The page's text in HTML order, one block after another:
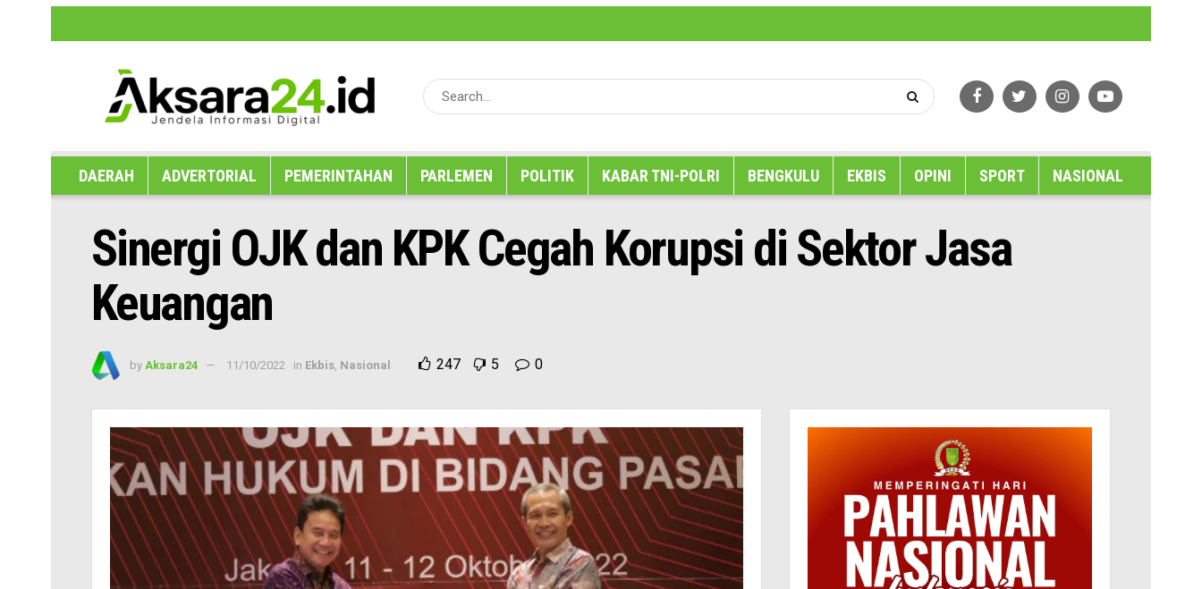
DAERAH ADVERTORIAL PEMERINTAHAN PARLEMEN POLITIK KABAR TNI-POLRI BENGKULU EKBIS OPINI SPORT NASIONAL
Sinergi OJK dan KPK Cegah Korupsi di Sektor Jasa
Keuangan
by Aksara24 11/10/2022 in Ekbis, Nasional 247 5 0